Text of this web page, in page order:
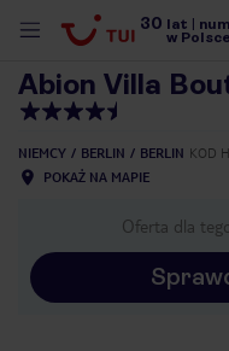
30 lat
w Polsce
Abion Villa
NIEMCY BERLIN BERLIN KOD
POKAŻ NA MAPIE
Oferta dla